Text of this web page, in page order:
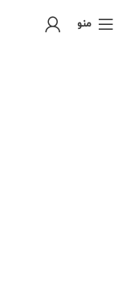
منو